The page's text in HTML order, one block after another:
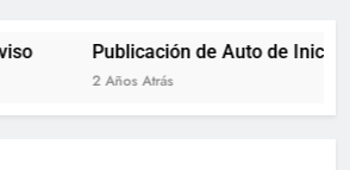
Publicación de Auto de Inicio
2 Años Atrás